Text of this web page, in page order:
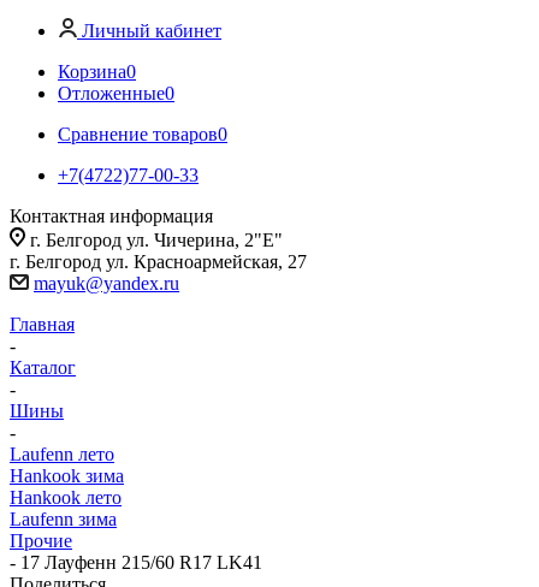
Личный кабинет
Корзина0
Отложенные0
Сравнение товаров0
+7(4722)77-00-33
Контактная информация
г. Белгород ул. Чичерина, 2"Е"
г. Белгород ул. Красноармейская, 27
mayuk@yandex.ru
Главная
-
Каталог
-
Шины
-
Laufenn лето
Hankook зима
Hankook лето
Laufenn зима
Прочие
- 17 Лауфенн 215/60 R17 LK41